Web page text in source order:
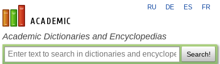
en-academic.com
RU DE ES FR
Academic Dictionaries and Encyclopedias
Search!